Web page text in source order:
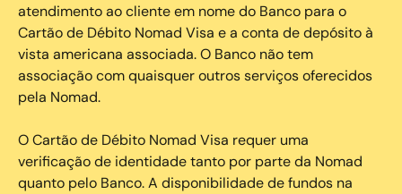
atendimento ao cliente em nome do Banco para o
Cartão de Débito Nomad Visa e a conta de depósito à
vista americana associada. O Banco não tem
associação com quaisquer outros serviços oferecidos
pela Nomad.
O Cartão de Débito Nomad Visa requer uma
verificação de identidade tanto por parte da Nomad
quanto pelo Banco. A disponibilidade de fundos na